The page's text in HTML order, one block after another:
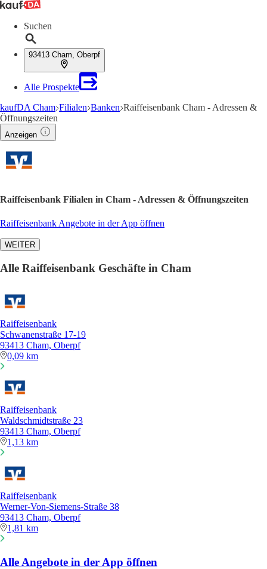
Suchen
93413 Cham, Oberpf
Alle Prospekte
kaufDA Cham Filialen Banken Raiffeisenbank Cham - Adressen &
Öffnungszeiten
Anzeigen
Raiffeisenbank Filialen in Cham - Adressen & Öffnungszeiten
Raiffeisenbank Angebote in der App öffnen
WEITER
Alle Raiffeisenbank Geschäfte in Cham
Raiffeisenbank
Schwanenstraße 17-19
93413 Cham, Oberpf
0,09 km
Raiffeisenbank
Waldschmidtstraße 23
93413 Cham, Oberpf
1,13 km
Raiffeisenbank
Werner-Von-Siemens-Straße 38
93413 Cham, Oberpf
1,81 km
Alle Angebote in der App öffnen